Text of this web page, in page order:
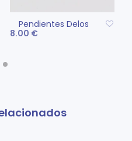
Pendientes Delos
8.00 €